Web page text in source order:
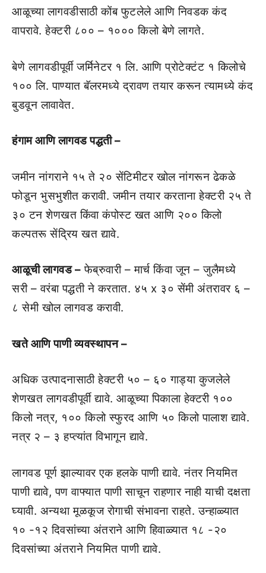
आळूच्या लागवडीसाठी कोंब फुटलेले आणि निवडक कंद
वापरावे. हेक्टरी ८०० – १००० किलो बेणे लागते.
बेणे लागवडीपूर्वी जर्मिनेटर १ लि. आणि प्रोटेक्टंट १ किलोचे
१०० लि. पाण्यात बॅलरमध्ये द्रावण तयार करून त्यामध्ये कंद
बुडवून लावावेत.
हंगाम आणि लागवड पद्धती –
जमीन नांगराने १५ ते २० सेंटिमीटर खोल नांगरून ढेकळे
फोडून भुसभुशीत करावी. जमीन तयार करताना हेक्टरी २५ ते
३० टन शेणखत किंवा कंपोस्ट खत आणि २०० किलो
कल्पतरू सेंद्रिय खत द्यावे.
आळूची लागवड – फेब्रुवारी – मार्च किंवा जून – जुलैमध्ये
सरी – वरंबा पद्धती ने करतात. ४५ x ३० सेंमी अंतरावर ६ –
८ सेमी खोल लागवड करावी.
खते आणि पाणी व्यवस्थापन –
अधिक उत्पादनासाठी हेक्टरी ५० – ६० गाड्या कुजलेले
शेणखत लागवडीपूर्वी द्यावे. आळूच्या पिकाला हेक्टरी १००
किलो नत्र, १०० किलो स्फुरद आणि ५० किलो पालाश द्यावे.
नत्र २ – ३ हप्त्यांत विभागून द्यावे.
लागवड पूर्ण झाल्यावर एक हलके पाणी द्यावे. नंतर नियमित
पाणी द्यावे, पण वाफ्यात पाणी साचून राहणार नाही याची दक्षता
घ्यावी. अन्यथा मूळकूज रोगाची संभावना राहते. उन्हाळ्यात
१० -१२ दिवसांच्या अंतराने आणि हिवाळ्यात १८ -२०
दिवसांच्या अंतराने नियमित पाणी द्यावे.